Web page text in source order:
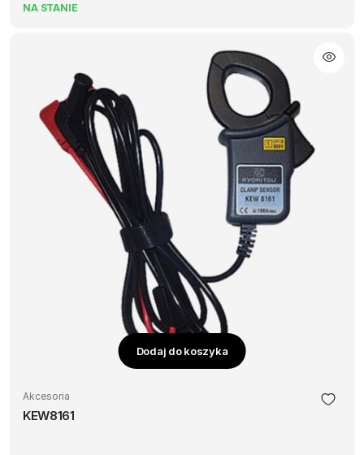
NA STANIE
Dodaj do koszyka
Akcesoria
KEW8161